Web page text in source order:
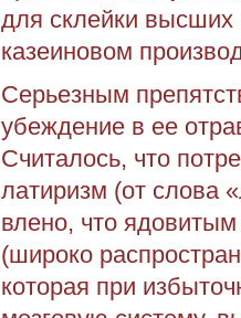
для склейки высших
казеиновом
Серьезным
убеждение в ее
Считалось, что
латиризм (от слова
влено, что
(широко
которая при